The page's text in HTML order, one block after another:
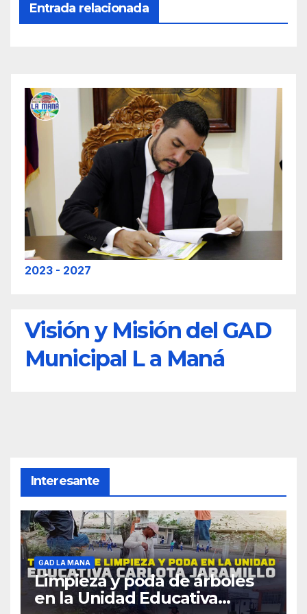
Entrada relacionada
2023 - 2027
Visión y Misión del GAD
Municipal L a Maná
Interesante
GAD LA MANA
Limpieza y poda de árboles
en la Unidad Educativa